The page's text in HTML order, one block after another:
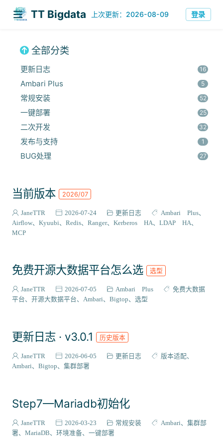
TT Bigdata 上次更新：2026-08-09 登录
全部分类
更新日志
16
Ambari Plus 5
常规安装 52
一键部署 25
二次开发 32
发布与支持 1
BUG处理 27
组件安装
报错解决 68
VIEW插件
成神之路
集成案例 31
核心代码
当前版本 2026/07
JaneTTR 2026-07-24 更新日志
Ambari Plus
Airflow
Kyuubi Redis Ranger Kerberos HA
LDAP HA
MCP
免费开源大数据平台怎么选 选型
JaneTTR 2026-07-05 Ambari Plus
免费大数据
平台
开源大数据平台 Ambari Bigtop 选型
更新日志 · v3.0.1 历史版本
JaneTTR 2026-06-05 更新日志
版本适配
Ambari
Bigtop 集群部署
Step7—Mariadb初始化
JaneTTR 2026-03-23 常规安装 Ambari
集群部
署
MariaDB 环境准备 一键部署